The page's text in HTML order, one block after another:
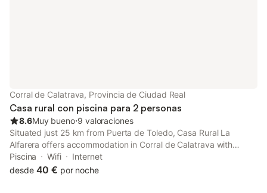
Corral de Calatrava, Provincia de Ciudad Real
Casa rural con piscina para 2 personas
8.6Muy bueno⋅9 valoraciones
Situated just 25 km from Puerta de Toledo, Casa Rural La
Alfarera offers accommodation in Corral de Calatrava with
access to a seasonal outdoor swimming pool, a garden, as well
as a 24-hour front desk.
Piscina Wifi
Internet
desde 40 € por noche